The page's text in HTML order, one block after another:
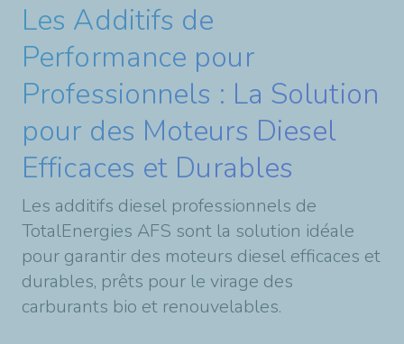
Les Additifs de
Performance pour
Professionnels : La Solution
pour des Moteurs Diesel
Efficaces et Durables
Les additifs diesel professionnels de
TotalEnergies AFS sont la solution idéale
pour garantir des moteurs diesel efficaces et
durables, prêts pour le virage des
carburants bio et renouvelables.